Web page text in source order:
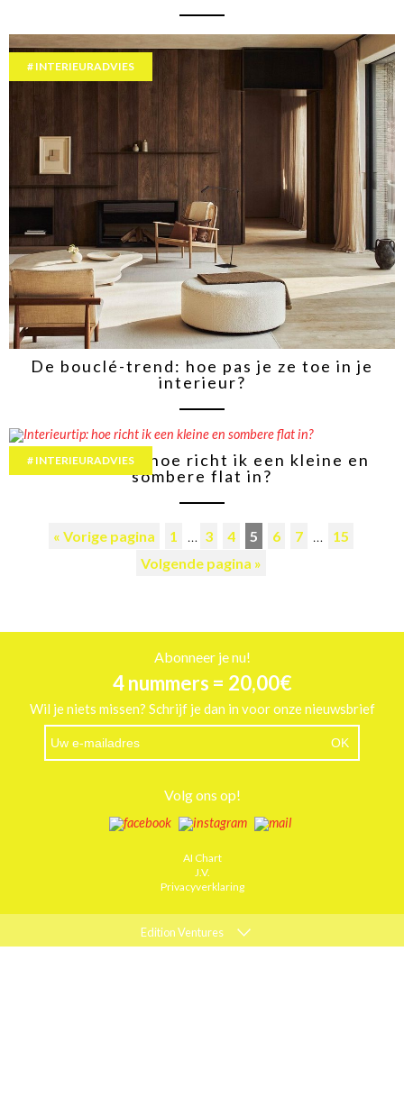
INTERIEURADVIES
De bouclé-trend: hoe pas je ze toe in je
interieur?
INTERIEURADVIES
Interieurtip: hoe richt ik een kleine en
sombere flat in?
« Vorige pagina 1 3 4 5 6 7
15
Volgende pagina »
Abonneer je nu!
4 nummers = 20,00€
Wil je niets missen? Schrijf je dan in voor onze nieuwsbrief
Volg ons op!
AI Chart
J.V.
Privacyverklaring
Edition Ventures